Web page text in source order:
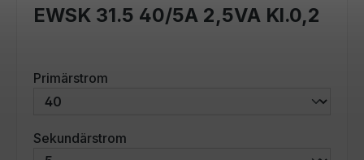
EWSK 31.5 40/5A 2,5VA Kl.0,2
Primärstrom
Sekundärstrom